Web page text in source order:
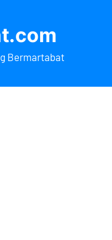
Bermartabat